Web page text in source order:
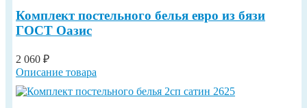
Комплект постельного белья евро из бязи
ГОСТ Оазис
2 060 ₽
Описание товара